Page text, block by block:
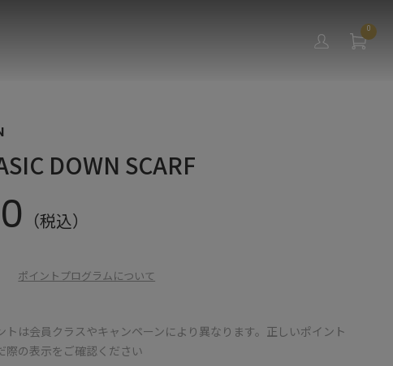
0
DOWN SCARF
（税込）
ポイントプログラムについて
は会員クラスやキャンペーンにより異なります。正しいポイント
際の表示をご確認ください